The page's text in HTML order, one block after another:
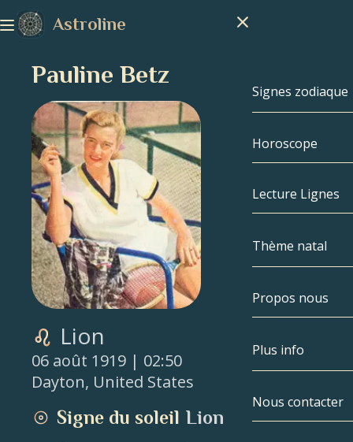
Astroline
Signes zodiaque
Signes
Capricorne
Poissons
Bélier
Taureau
Cancer
Horoscope
Lecture Lignes
Thème natal
Thème natal
Célébrités
Propos nous
Plus info
Compatibilité
Nous contacter
Pauline Betz
Lion
06 août 1919 | 02:50
Dayton, United States
Signe du soleil Lion